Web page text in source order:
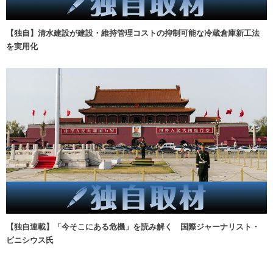
【独自】清水建設が建設・維持管理コストの抑制可能な冷蔵倉庫新工法
を実用化
【独自連載】「今そこにある危機」を読み解く 国際ジャーナリスト・
ビニシウス氏